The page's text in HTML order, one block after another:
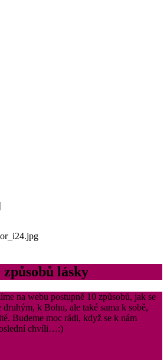
|
lásky
na webu postupně 10 způsobů, jak se
k Bohu, ale také sama k sobě,
Budeme moc rádi, když se k nám
chvíli…:)